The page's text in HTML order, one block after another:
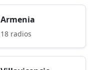
Armenia
18 radios